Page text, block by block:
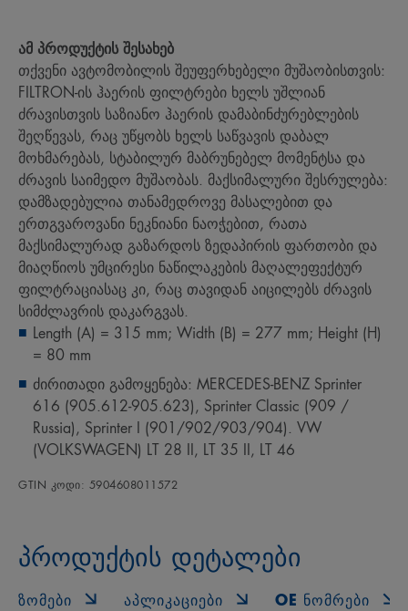
ამ პროდუქტის შესახებ
თქვენი ავტომობილის შეუფერხებელი მუშაობისთვის:
FILTRON-ის ჰაერის ფილტრები ხელს უშლიან
ძრავისთვის საზიანო ჰაერის დამაბინძურებლების
შეღწევას, რაც უწყობს ხელს საწვავის დაბალ
მოხმარებას, სტაბილურ მაბრუნებელ მომენტსა და
ძრავის საიმედო მუშაობას. მაქსიმალური შესრულება:
დამზადებულია თანამედროვე მასალებით და
ერთგვაროვანი ნეკნიანი ნაოჭებით, რათა
მაქსიმალურად გაზარდოს ზედაპირის ფართობი და
მიაღწიოს უმცირესი ნაწილაკების მაღალეფექტურ
ფილტრაციასაც კი, რაც თავიდან აიცილებს ძრავის
სიმძლავრის დაკარგვას.
Length (A) = 315 mm; Width (B) = 277 mm; Height (H)
= 80 mm
ძირითადი გამოყენება: MERCEDES-BENZ Sprinter
616 (905.612-905.623), Sprinter Classic (909 /
Russia), Sprinter I (901/902/903/904). VW
(VOLKSWAGEN) LT 28 II, LT 35 II, LT 46
GTIN კოდი: 5904608011572
პროდუქტის დეტალები
ᲖᲝᲛᲔᲑᲘ ᲐᲞᲚᲘᲙᲐᲪᲘᲔᲑᲘ OE ᲜᲝᲛᲠᲔᲑᲘ